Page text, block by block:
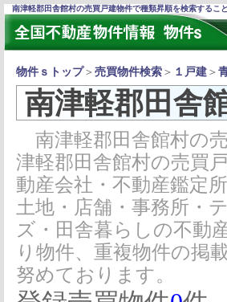
南津軽郡田舎館村の売買戸建物件で種類昇順を検索するこ
物件ｓトップ＞ 売買物件検索 ＞ １戸建 ＞
南津軽郡田舎
南津軽郡田舎館村の
津軽郡田舎館村の売買
動産会社・不動産鑑定
土地・店舗・事務所・
ズ・田舎暮らしの不動
り物件、重複物件の掲
努めております。